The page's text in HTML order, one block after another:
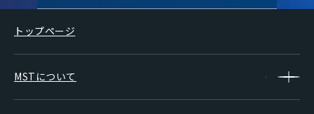
トップページ
MSTについて